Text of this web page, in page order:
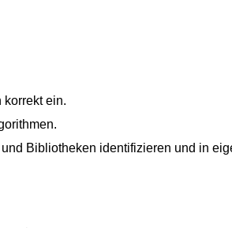
korrekt ein.
Bibliotheken identifizieren und in